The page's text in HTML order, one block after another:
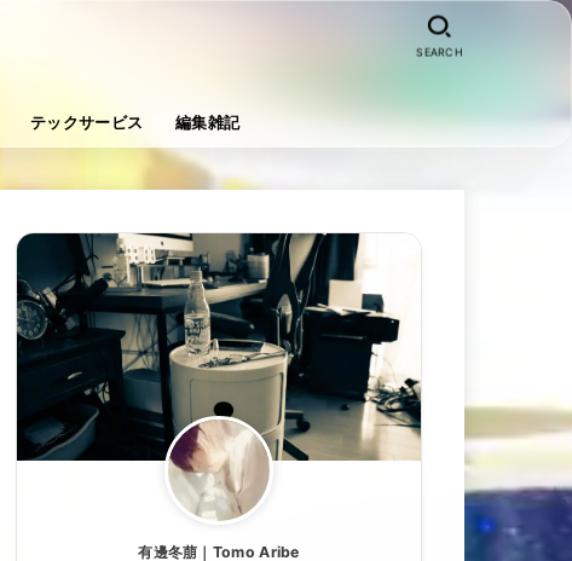
テックサービス 編集雑記
SEARCH
有邊冬萠｜Tomo Aribe